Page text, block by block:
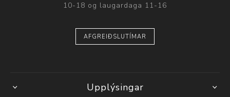
10-18 og laugardaga 11-16
AFGREIÐSLUTÍMAR
Upplýsingar